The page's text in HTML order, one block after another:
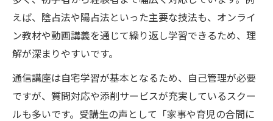
えば、陰占法や陽占法といった主要な技法も、オンライ
ン教材や動画講義を通じて繰り返し学習できるため、理
解が深まりやすいです。
通信講座は自宅学習が基本となるため、自己管理が必要
ですが、質問対応や添削サービスが充実しているスクー
ルも多いです。受講生の声として「家事や育児の合間に